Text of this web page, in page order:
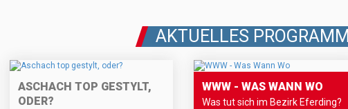
AKTUELLES PROGRAMM
ASCHACH TOP GESTYLT,
ODER?
WWW - WAS WANN WO
Was tut sich im Bezirk Eferding?